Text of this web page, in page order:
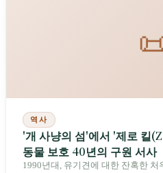
역사
'개 사냥의 섬'에서 '제로 킬
동물 보호 40년의 구원 서사
1990년대, 유기견에 대한 잔혹한